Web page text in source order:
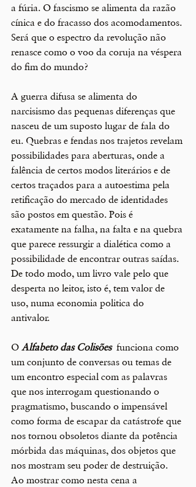
a fúria. O fascismo se alimenta da razão
cínica e do fracasso dos acomodamentos.
Será que o espectro da revolução não
renasce como o voo da coruja na véspera
do fim do mundo?
A guerra difusa se alimenta do
narcisismo das pequenas diferenças que
nasceu de um suposto lugar de fala do
eu. Quebras e fendas nos trajetos revelam
possibilidades para aberturas, onde a
falência de certos modos literários e de
certos traçados para a autoestima pela
retificação do mercado de identidades
são postos em questão. Pois é
exatamente na falha, na falta e na quebra
que parece ressurgir a dialética como a
possibilidade de encontrar outras saídas.
De todo modo, um livro vale pelo que
desperta no leitor, isto é, tem valor de
uso, numa economia politica do
antivalor.
O Alfabeto das Colisões
  funciona como
um conjunto de conversas ou temas de
um encontro especial com as palavras
que nos interrogam questionando o
pragmatismo, buscando o impensável
como forma de escapar da catástrofe que
nos tornou obsoletos diante da potência
mórbida das máquinas, dos objetos que
nos mostram seu poder de destruição.
Ao mostrar como nesta cena a